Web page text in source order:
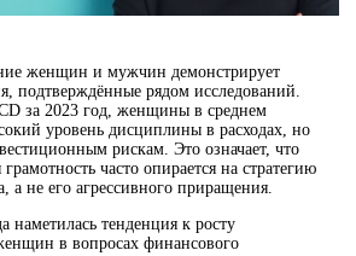
женщин и мужчин демонстрирует
подтверждённые рядом исследований.
за 2023 год, женщины в среднем
уровень дисциплины в расходах, но
рискам. Это означает, что
часто опирается на стратегию
а не его агрессивного приращения.
наметилась тенденция к росту
в вопросах финансового